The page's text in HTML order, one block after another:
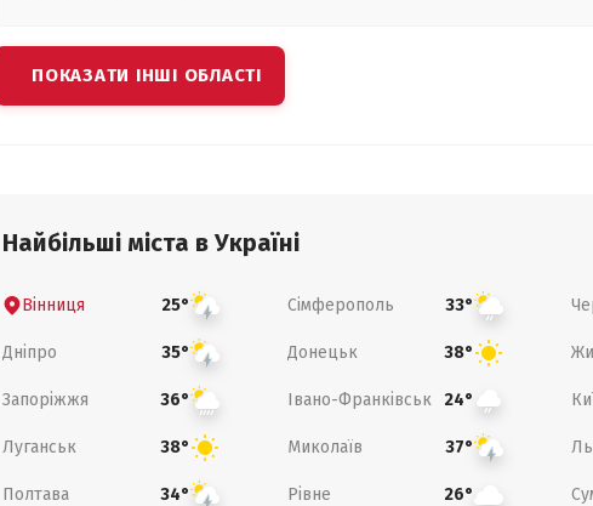
ПОКАЗАТИ ІНШІ ОБЛАСТІ
Найбільші міста в Україні
Вінниця 25° Сімферополь 33°
Дніпро 35° Донецьк 38°
Запоріжжя 36° Івано-Франківськ 24°
Луганськ 38° Миколаїв 37°
Полтава 34° Рівне 26°